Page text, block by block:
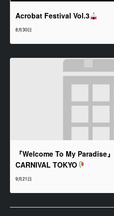
Acrobat Festival Vol.3
8月30日
『Welcome To My Paradise』
CARNIVAL TOKYO
9月21日